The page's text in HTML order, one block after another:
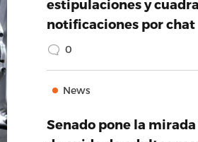
estipulaciones y
notificaciones por chat
0
News
Senado pone la